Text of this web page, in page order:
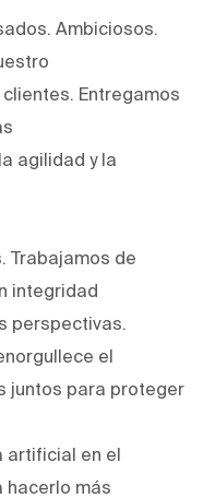
Ambiciosos.
Entregamos
agilidad y la
Trabajamos de
integridad
perspectivas.
el
juntos para proteger
artificial en el
hacerlo más